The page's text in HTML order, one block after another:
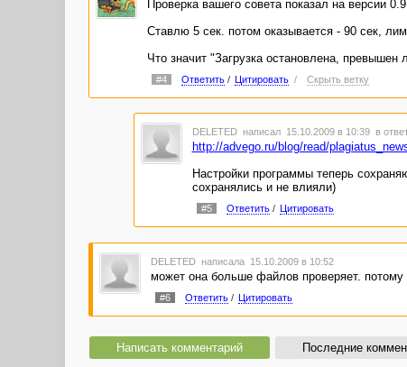
Проверка вашего совета показал на версии
Ставлю 5 сек. потом оказывается - 90 сек,
Что значит "Загрузка остановлена, превышен
#4 Ответить/ Цитировать / Скрыть ветку
DELETED написал 15.10.2009 в 10:39 в
http://advego.ru/blog/read/
Настройки программы теперь
сохранялись и не влияли)
#5 Ответить/ Цитировать
DELETED написала 15.10.2009 в 10:52
может она больше файлов проверяет. потому
#6 Ответить/ Цитировать
Написать комментарий Последние